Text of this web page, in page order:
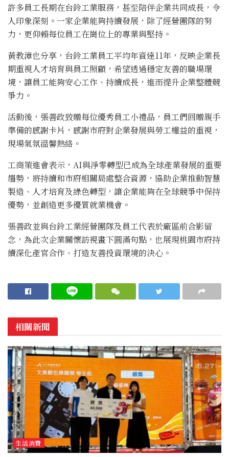
許多員工長期在台鈴工業服務，甚至陪伴企業共同成長，令
人印象深刻。一家企業能夠持續發展，除了經營團隊的努
力，更仰賴每位員工在崗位上的專業與堅持。
黃教漳也分享，台鈴工業員工平均年資達11年，反映企業長
期重視人才培育與員工照顧，希望透過穩定友善的職場環
境，讓員工能夠安心工作、持續成長，進而提升企業整體競
爭力。
活動後，張善政致贈每位優秀員工小禮品，員工們回贈親手
準備的感謝卡片，感謝市府對企業發展與勞工權益的重視，
現場氣氛溫馨熱絡。
工商策進會表示，AI與淨零轉型已成為全球產業發展的重要
趨勢，將持續和市府相關局處整合資源，協助企業推動智慧
製造、人才培育及綠色轉型，讓企業能夠在全球競爭中保持
優勢，並創造更多優質就業機會。
張善政並與台鈴工業經營團隊及員工代表於廠區前合影留
念，為此次企業關懷訪視畫下圓滿句點，也展現桃園市府持
續深化產官合作、打造友善投資環境的決心。
相關新聞
生活消費